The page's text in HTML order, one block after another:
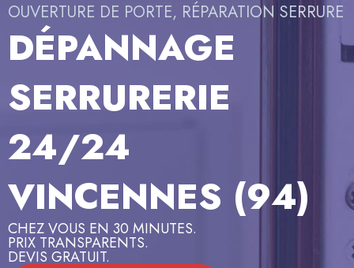
OUVERTURE DE PORTE, RÉPARATION SERRURE
DÉPANNAGE
SERRURERIE
24/24
VINCENNES (94)
CHEZ VOUS EN 30 MINUTES.
PRIX TRANSPARENTS.
DEVIS GRATUIT.